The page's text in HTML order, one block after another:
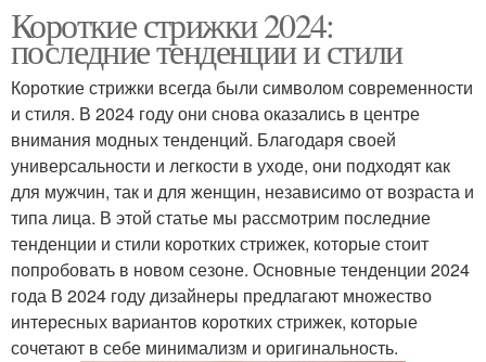
Короткие стрижки 2024:
последние тенденции и стили
Короткие стрижки всегда были символом современности
и стиля. В 2024 году они снова оказались в центре
внимания модных тенденций. Благодаря своей
универсальности и легкости в уходе, они подходят как
для мужчин, так и для женщин, независимо от возраста и
типа лица. В этой статье мы рассмотрим последние
тенденции и стили коротких стрижек, которые стоит
попробовать в новом сезоне. Основные тенденции 2024
года В 2024 году дизайнеры предлагают множество
интересных вариантов коротких стрижек, которые
сочетают в себе минимализм и оригинальность.